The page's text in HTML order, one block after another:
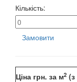
Кількість:
Замовити
Ціна грн. за м2